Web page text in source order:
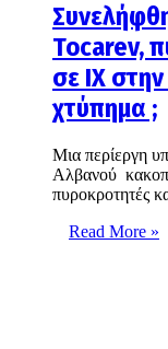
Tocarev,
σε ΙΧ
χτύπημα ;
Μια περίεργη
Αλβανού
πυροκροτητές
Read More »